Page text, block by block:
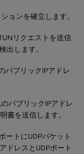
ョンを確立します。
リクエストを送信
出します。
パブリックIPアドレ
パブリックIPアドレ
書を送信します。
ートにUDPパケット
ドレスとUDPポート